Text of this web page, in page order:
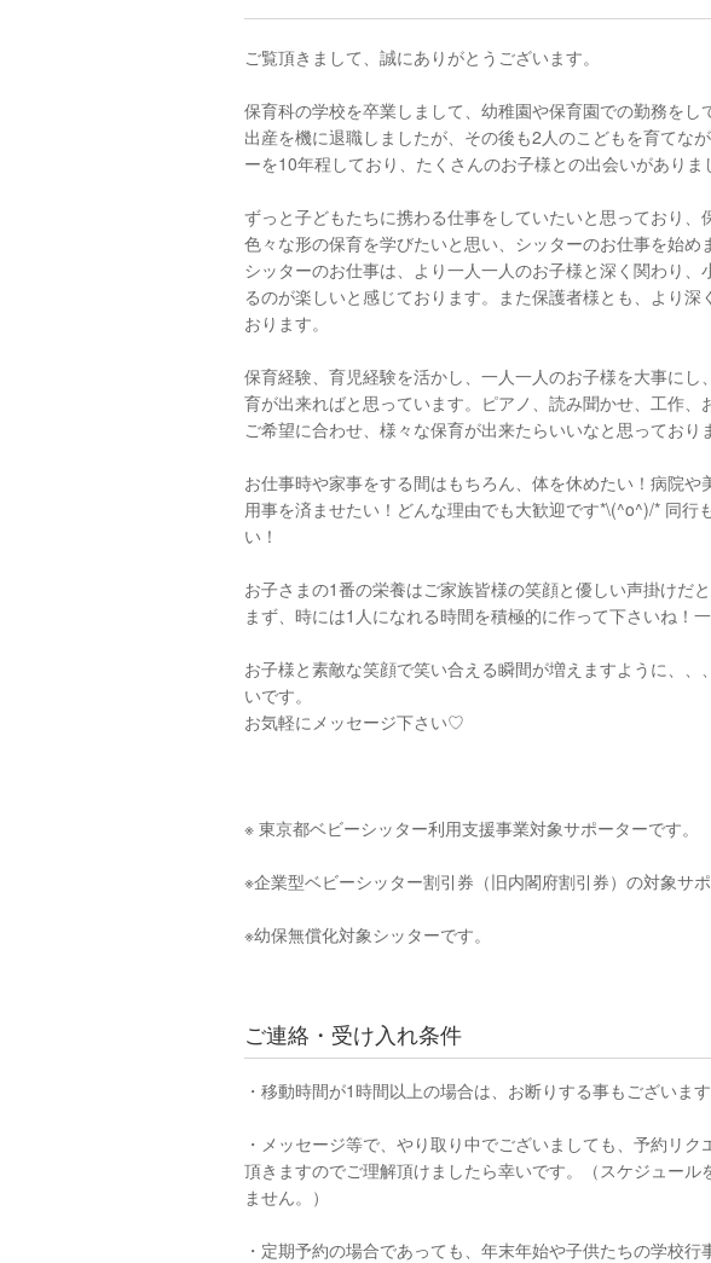
ご覧頂きまして、誠にありがとうございます。
保育科の学校を卒業しまして、幼稚園や保育園での勤務をし
出産を機に退職しましたが、その後も2人のこどもを育てな
ーを10年程しており、たくさんのお子様との出会いがありま
ずっと子どもたちに携わる仕事をしていたいと思っており、
色々な形の保育を学びたいと思い、シッターのお仕事を始め
シッターのお仕事は、より一人一人のお子様と深く関わり
るのが楽しいと感じております。また保護者様とも、より深
おります。
保育経験、育児経験を活かし、一人一人のお子様を大事にし
育が出来ればと思っています。ピアノ、読み聞かせ、工作
ご希望に合わせ、様々な保育が出来たらいいなと思っており
お仕事時や家事をする間はもちろん、体を休めたい！病院
用事を済ませたい！どんな理由でも大歓迎です*\(^o^)/* 同行
い！
お子さまの1番の栄養はご家族皆様の笑顔と優しい声掛けだ
まず、時には1人になれる時間を積極的に作って下さいね！
お子様と素敵な笑顔で笑い合える瞬間が増えますように、、
いです。
お気軽にメッセージ下さい♡
※ 東京都ベビーシッター利用支援事業対象サポーターです。
※企業型ベビーシッター割引券（旧内閣府割引券）の対象サポ
※幼保無償化対象シッターです。
ご連絡・受け入れ条件
・移動時間が1時間以上の場合は、お断りする事もございま
・メッセージ等で、やり取り中でございましても、予約リ
頂きますのでご理解頂けましたら幸いです。（スケジュー
ません。）
・定期予約の場合であっても、年末年始や子供たちの学校